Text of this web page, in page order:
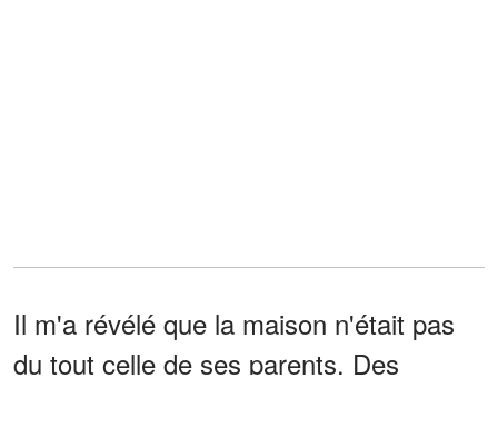
Il m'a révélé que la maison n'était pas
du tout celle de ses parents. Des